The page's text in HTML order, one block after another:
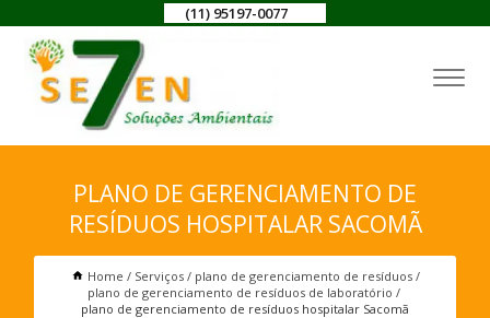
(11) 95197-0077
PLANO DE GERENCIAMENTO DE
RESÍDUOS HOSPITALAR SACOMÃ
Home Serviços
plano de gerenciamento de resíduos
plano de gerenciamento de resíduos de laboratório
plano de gerenciamento de resíduos hospitalar Sacomã